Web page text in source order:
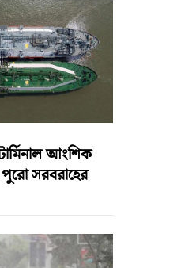
আংশিক
পুরো সরবরাহের